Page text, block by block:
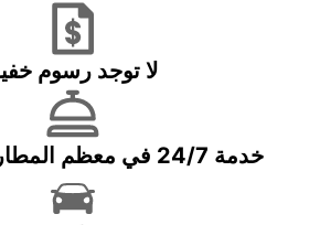
لا توجد رسوم
خدمة 24/7 في معظم المطارات الرئيسية